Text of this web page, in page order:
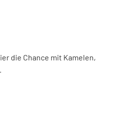
die Chance mit Kamelen,